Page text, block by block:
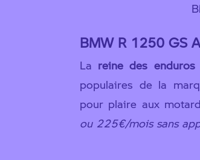
BMW R 1250 GS
La reine des
populaires de la
pour plaire aux
ou 225€/mois sans